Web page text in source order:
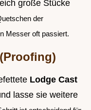
große Stücke
der
Messer oft passiert.
Lodge Cast
lasse sie weitere